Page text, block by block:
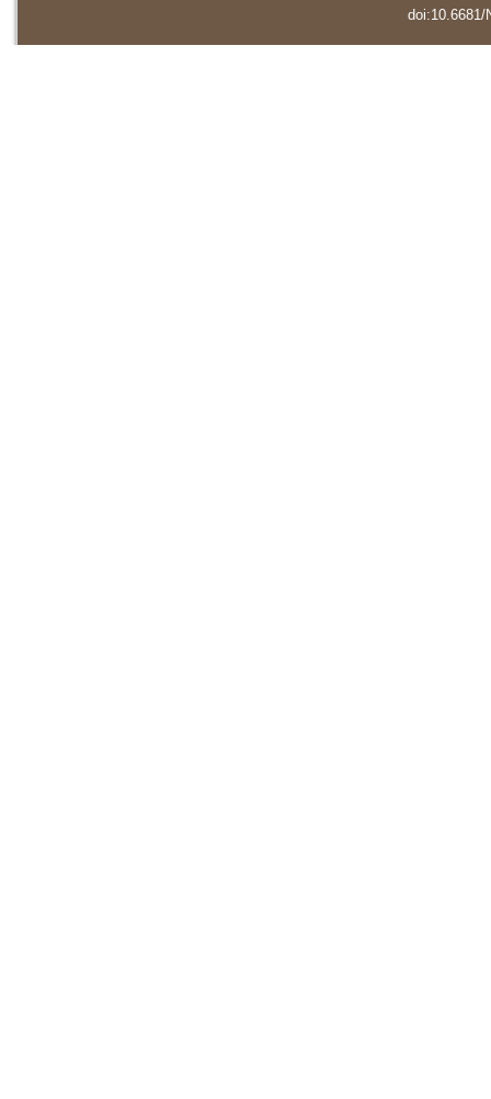
doi:10.6681/